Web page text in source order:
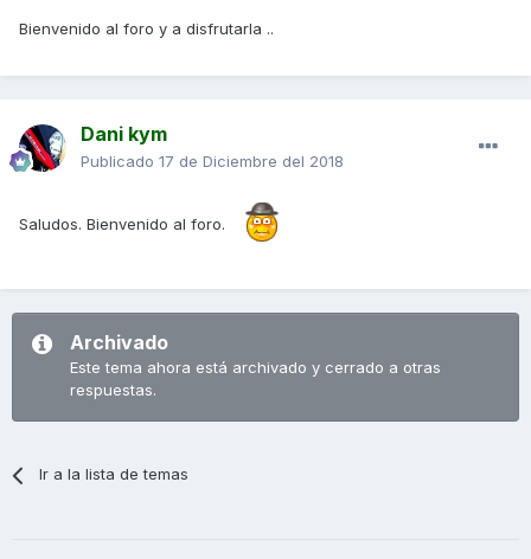
Bienvenido al foro y a disfrutarla ..
Dani kym
Publicado 17 de Diciembre del 2018
Saludos. Bienvenido al foro.
Archivado
Este tema ahora está archivado y cerrado a otras
respuestas.
Ir a la lista de temas